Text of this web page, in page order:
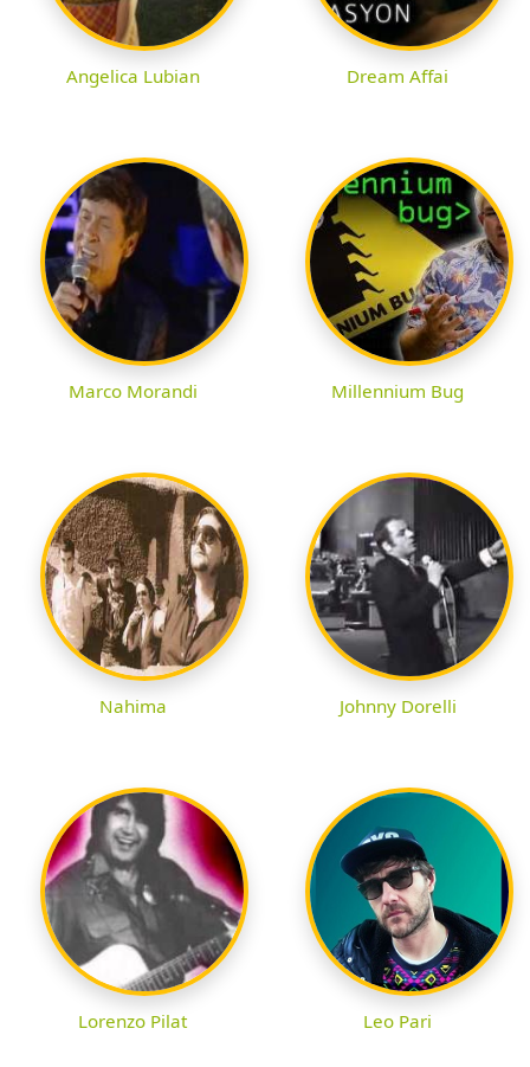
Angelica Lubian Dream Affai
Marco Morandi Millennium Bug
Nahima Johnny Dorelli
Lorenzo Pilat Leo Pari